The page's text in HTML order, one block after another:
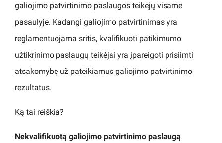
galiojimo patvirtinimo paslaugos teikėjų visame
pasaulyje. Kadangi galiojimo patvirtinimas yra
reglamentuojama sritis, kvalifikuoti patikimumo
užtikrinimo paslaugų teikėjai yra įpareigoti prisiimti
atsakomybę už pateikiamus galiojimo patvirtinimo
rezultatus.
Ką tai reiškia?
Nekvalifikuotą galiojimo patvirtinimo paslaugą